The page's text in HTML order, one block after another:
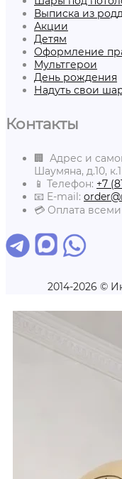
Выписка из
Акции
Детям
Оформление
Мультгерои
День рождения
Надуть свои
Контакты
🏢 Адрес и
Шаумяна, д.10,
📱 Телефон: +7
📧 E-mail:
💳 Оплата
2014-2026 ©